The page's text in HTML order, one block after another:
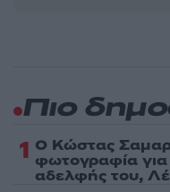
Πιο
1 Ο Κώστας
φωτογραφία για
αδελφής του,